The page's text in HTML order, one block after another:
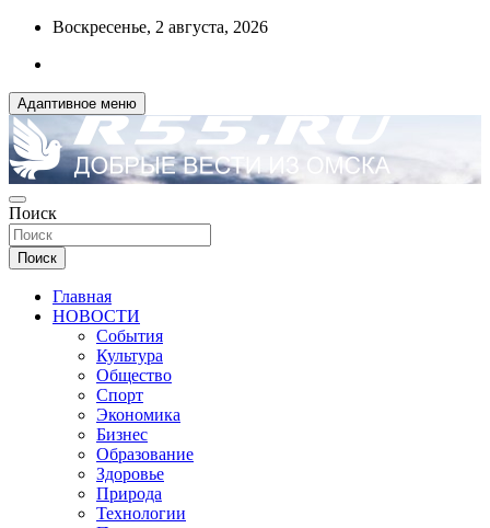
Перейти
содержимому
Воскресенье, 2 августа, 2026
Адаптивное меню
R55.RU
ДОБРЫЕ ВЕСТИ ИЗ ОМСКА
Поиск
Поиск
Главная
НОВОСТИ
События
Культура
Общество
Спорт
Экономика
Бизнес
Образование
Здоровье
Природа
Технологии